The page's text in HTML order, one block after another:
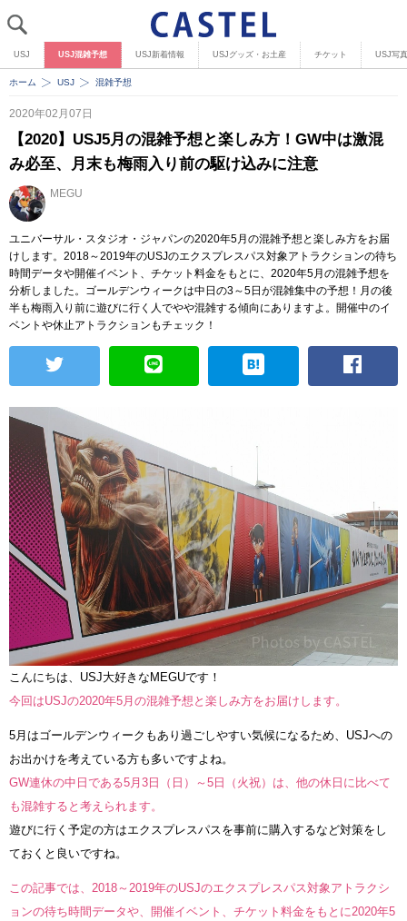
USJ USJ混雑予想 USJ新着情報 USJグッズ・お土産 チケット USJ写
ホーム USJ 混雑予想
2020年02月07日
【2020】USJ5月の混雑予想と楽しみ方！GW中は激混
み必至、月末も梅雨入り前の駆け込みに注意
MEGU
ユニバーサル・スタジオ・ジャパンの2020年5月の混雑予想と楽しみ方をお届
けします。2018～2019年のUSJのエクスプレスパス対象アトラクションの待ち
時間データや開催イベント、チケット料金をもとに、2020年5月の混雑予想を
分析しました。ゴールデンウィークは中日の3～5日が混雑集中の予想！月の後
半も梅雨入り前に遊びに行く人でやや混雑する傾向にありますよ。開催中のイ
ベントや休止アトラクションもチェック！
こんにちは、USJ大好きなMEGUです！
今回はUSJの2020年5月の混雑予想と楽しみ方をお届けします。
5月はゴールデンウィークもあり過ごしやすい気候になるため、USJへの
お出かけを考えている方も多いですよね。
GW連休の中日である5月3日（日）～5日（火祝）は、他の休日に比べて
も混雑すると考えられます。
遊びに行く予定の方はエクスプレスパスを事前に購入するなど対策をし
ておくと良いですね。
この記事では、2018～2019年のUSJのエクスプレスパス対象アトラクシ
ョンの待ち時間データや、開催イベント、チケット料金をもとに2020年5